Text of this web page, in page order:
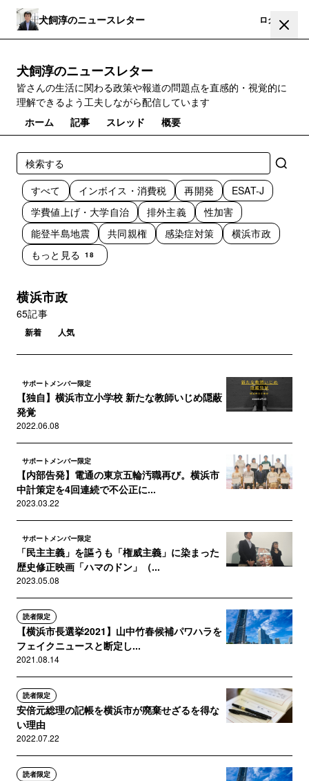
犬飼淳のニュースレター ログイン
犬飼淳のニュースレター
皆さんの生活に関わる政策や報道の問題点を直感的・視覚的に
理解できるよう工夫しながら配信しています
ホーム
記事 スレッド 概要
すべて インボイス・消費税 再開発
ESAT-J
学費値上げ・大学自治
排外主義
性加害
能登半島地震
共同親権 感染症対策
横浜市政
もっと見る 18
横浜市政
65記事
新着 人気
サポートメンバー限定
【独自】横浜市立小学校 新たな教師いじめ隠蔽
発覚
2022.06.08
サポートメンバー限定
【内部告発】電通の東京五輪汚職再び。横浜市
中計策定を4回連続で不公正に...
2023.03.22
サポートメンバー限定
「民主主義」を謳うも「権威主義」に染まった
歴史修正映画「ハマのドン」（...
2023.05.08
読者限定
【横浜市長選挙2021】山中竹春候補パワハラを
フェイクニュースと断定し...
2021.08.14
読者限定
安倍元総理の記帳を横浜市が廃棄せざるを得な
い理由
2022.07.22
読者限定